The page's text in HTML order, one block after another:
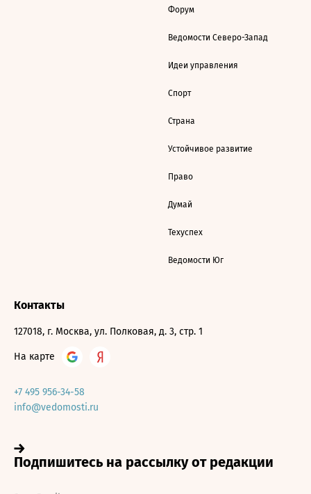
Форум
Ведомости Северо-Запад
Идеи управления
Спорт
Страна
Устойчивое развитие
Право
Думай
Техуспех
Ведомости Юг
Контакты
127018, г. Москва, ул. Полковая, д. 3, стр. 1
На карте
+7 495 956-34-58
info@vedomosti.ru